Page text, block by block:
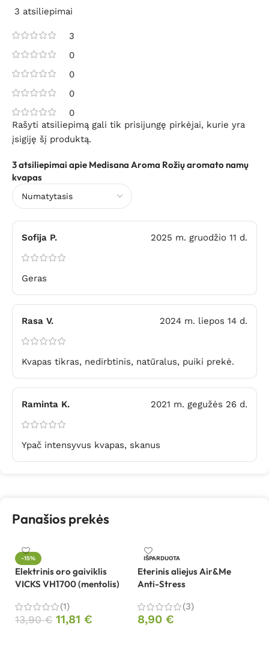
3 atsiliepimai
3
0
0
0
0
3 atsiliepimai apie Medisana Aroma Rožių aromato namų
kvapas
Sofija P. 2025 m. gruodžio 11 d.
Geras
Rasa V. 2024 m. liepos 14 d.
Kvapas tikras, nedirbtinis, natūralus, puiki prekė.
Raminta K. 2021 m. gegužės 26 d.
Ypač intensyvus kvapas, skanus
Rašyti atsiliepimą gali tik prisijungę pirkėjai, kurie yra
įsigiję šį produktą.
Panašios prekės
-15%
Elektrinis oro gaiviklis
VICKS VH1700 (mentolis)
(1)
13,90€ 11,81 €
IŠPARDUOTA
Eterinis aliejus Air&Me
Anti-Stress
(3)
8,90 €